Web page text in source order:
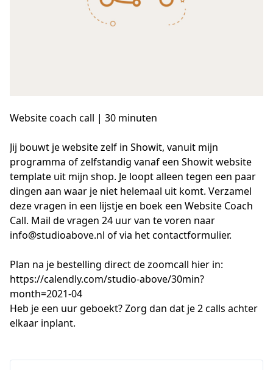
Website coach call | 30 minuten
Jij bouwt je website zelf in Showit, vanuit mijn
programma of zelfstandig vanaf een Showit website
template uit mijn shop. Je loopt alleen tegen een paar
dingen aan waar je niet helemaal uit komt. Verzamel
deze vragen in een lijstje en boek een Website Coach
Call. Mail de vragen 24 uur van te voren naar
info@studioabove.nl of via het contactformulier.
Plan na je bestelling direct de zoomcall hier in:
https://calendly.com/studio-above/30min?
month=2021-04
Heb je een uur geboekt? Zorg dan dat je 2 calls achter
elkaar inplant.